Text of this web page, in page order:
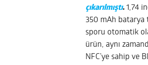
çıkarılmıştı.1,74
350 mAh batarya
sporu otomatik
ürün, aynı
NFC’ye sahip ve